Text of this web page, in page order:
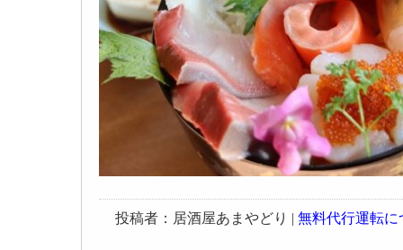
投稿者：居酒屋あまやどり | 無料代行運転に